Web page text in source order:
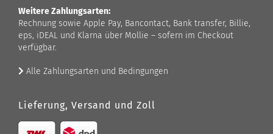
Weitere Zahlungsarten:
Rechnung sowie Apple Pay, Bancontact, Bank transfer, Billie,
eps, iDEAL und Klarna über Mollie – sofern im Checkout
verfügbar.
Alle Zahlungsarten und Bedingungen
Lieferung, Versand und Zoll